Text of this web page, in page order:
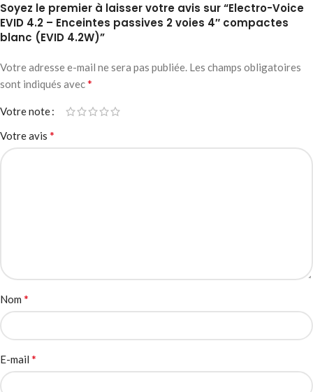
Soyez le premier à laisser votre avis sur “Electro-Voice
EVID 4.2 – Enceintes passives 2 voies 4″ compactes
blanc (EVID 4.2W)”
Votre adresse e-mail ne sera pas publiée. Les champs obligatoires
sont indiqués avec*
Votre note
Votre avis *
Nom *
E-mail *